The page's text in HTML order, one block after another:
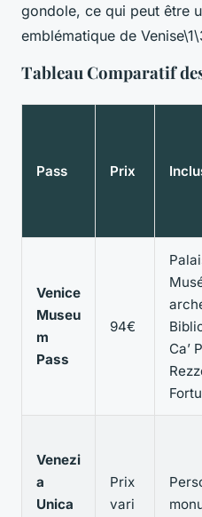
gondole, ce qui peut être
emblématique de
Tableau Comparatif
Pass Prix
Venice
Museu
m
Pass
94€
Ca’
Venezi
a
Unica
Prix
vari